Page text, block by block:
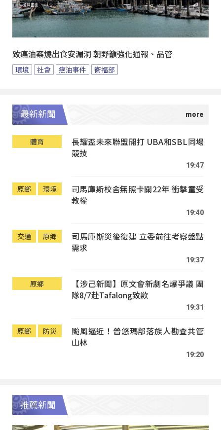
致癌油案燒出食安漏洞 朝野籲強化通報、品管
環境 社會 癌油事件 衛福部
最新新聞
體育
長耀盃未來聯盟開打 UBA和SBL同場
競技
19:47
原鄉 環境
司馬庫斯校舍無照卡關22年 衝擊童受
教權
19:40
交通 原鄉
司馬庫斯災後復建 立委前往考察盤點
需求
19:37
原鄉
【涉己新聞】原文會新劇名爆爭議 團
隊8/7赴Tafalong致歉
19:31
原鄉 防災
颱風逼近！普悠瑪部落族人勘查共管
山林
19:20
推薦新聞